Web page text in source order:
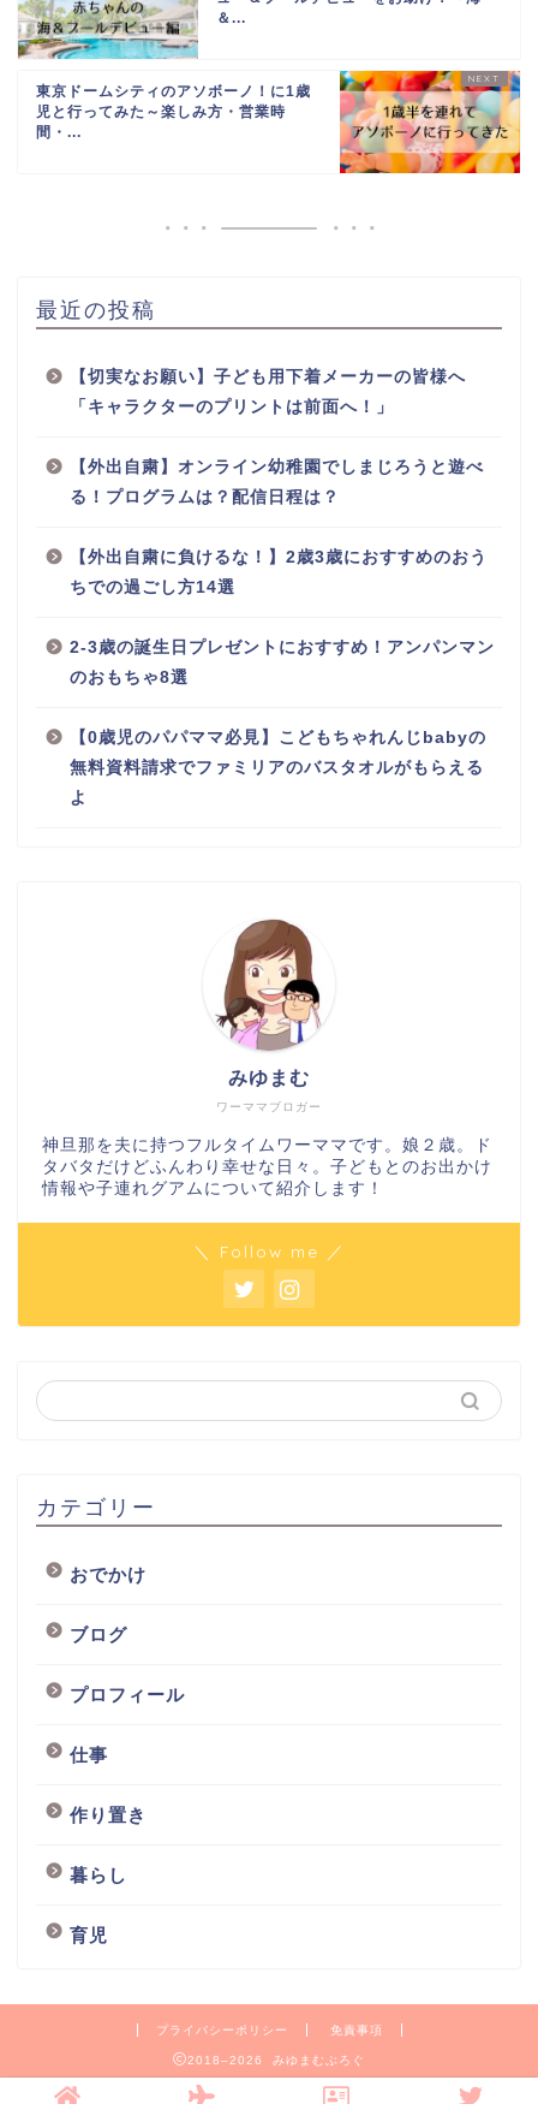
＆...
東京ドームシティのアソボーノ！に1歳
児と行ってみた～楽しみ方・営業時
間・...
最近の投稿
【切実なお願い】子ども用下着メーカーの皆様へ
「キャラクターのプリントは前面へ！」
【外出自粛】オンライン幼稚園でしまじろうと遊べ
る！プログラムは？配信日程は？
【外出自粛に負けるな！】2歳3歳におすすめのおう
ちでの過ごし方14選
2-3歳の誕生日プレゼントにおすすめ！アンパンマン
のおもちゃ8選
【0歳児のパパママ必見】こどもちゃれんじbabyの
無料資料請求でファミリアのバスタオルがもらえる
よ
ワーママブロガー
みゆまむ
神旦那を夫に持つフルタイムワーママです。娘２歳。ド
タバタだけどふんわり幸せな日々。子どもとのお出かけ
情報や子連れグアムについて紹介します！
＼ Follow me ／
カテゴリー
おでかけ
ブログ
プロフィール
仕事
作り置き
暮らし
育児
プライバシーポリシー 免責事項
2018–2026 みゆまむぶろぐ